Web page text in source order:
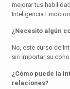
mejorar tus
Inteligencia
¿Necesito algún
No, este curso de
sin importar su
¿Cómo puede la
relaciones?